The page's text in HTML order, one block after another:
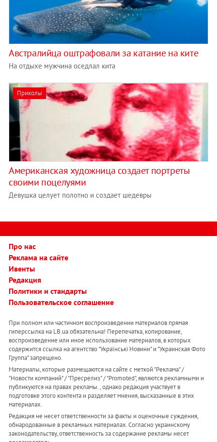
Австралийца оштрафовали за катание на ките
На отдыхе мужчина оседлал кита
Приколы
Американская художница создает портреты
своими поцелуями
Девушка целует полотно и создает шедевры
Про нас
Реклама на сайте
Ивенты
Редакция
Политики и стандарты
Пользовательское соглашение
При полном или частичном воспроизведении материалов прямая
гиперссылка на LB.ua обязательна! Перепечатка, копирование,
воспроизведение или иное использование материалов, в которых
содержится ссылка на агентство "Українськi Новини" и "Украинская Фото
Группа" запрещено.
Материалы, которые размещаются на сайте с меткой "Реклама" /
"Новости компаний" / "Пресрелиз" / "Promoted", являются рекламными и
публикуются на правах рекламы. , однако редакция участвует в
подготовке этого контента и разделяет мнения, высказанные в этих
материалах.
Редакция не несет ответственности за факты и оценочные суждения,
обнародованные в рекламных материалах. Согласно украинскому
законодательству, ответственность за содержание рекламы несет